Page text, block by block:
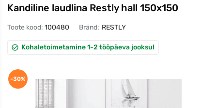
Kandiline laudlina Restly hall 150x150
Toote kood: 100480 Bränd: RESTLY
Kohaletoimetamine 1-2 tööpäeva jooksul
-30%